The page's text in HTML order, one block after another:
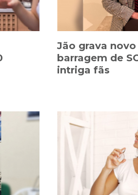
Jão grava
barragem de
intriga fãs